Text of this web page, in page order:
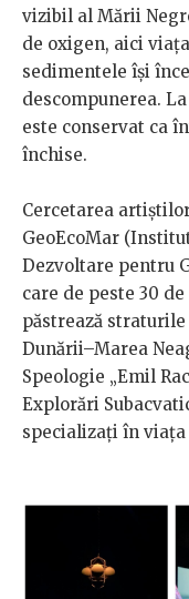
vizibil al Mării
de oxigen, aici
sedimentele își
descompunerea.
este conservat ca
închise.
Cercetarea
GeoEcoMar
Dezvoltare pentru
care de peste 30
păstrează
Dunării–Marea
Speologie „Emil
Explorări
specializați în